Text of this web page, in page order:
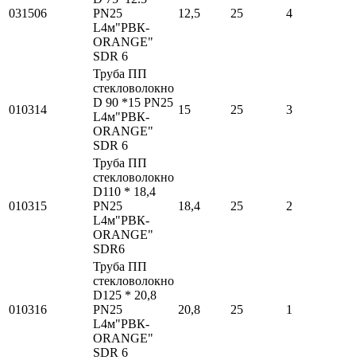
031506
PN25
L4м"РВК-
ORANGE"
SDR 6
12,5 25 4
010314
Труба ПП
стекловолокно
D 90 *15 PN25
L4м"РВК-
ORANGE"
SDR 6
15 25 3
010315
Труба ПП
стекловолокно
D110 * 18,4
PN25
L4м"РВК-
ORANGE"
SDR6
18,4 25 2
010316
Труба ПП
стекловолокно
D125 * 20,8
PN25
L4м"РВК-
ORANGE"
SDR 6
20,8 25 1